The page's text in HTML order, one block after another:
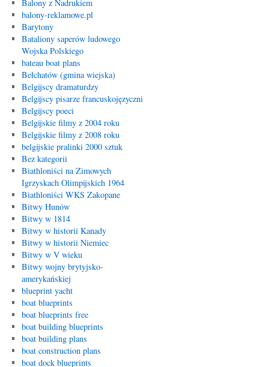
Balony z Nadrukiem
balony-reklamowe.pl
Barytony
Bataliony saperów ludowego
Wojska Polskiego
bateau boat plans
Bełchatów (gmina wiejska)
Belgijscy dramaturdzy
Belgijscy pisarze francuskojęzyczni
Belgijscy poeci
Belgijskie filmy z 2004 roku
Belgijskie filmy z 2008 roku
belgijskie pralinki 2000 sztuk
Bez kategorii
Biathloniści na Zimowych
Igrzyskach Olimpijskich 1964
Biathloniści WKS Zakopane
Bitwy Hunów
Bitwy w 1814
Bitwy w historii Kanady
Bitwy w historii Niemiec
Bitwy w V wieku
Bitwy wojny brytyjsko-
amerykańskiej
blueprint yacht
boat blueprints
boat blueprints free
boat building blueprints
boat building plans
boat construction plans
boat dock blueprints